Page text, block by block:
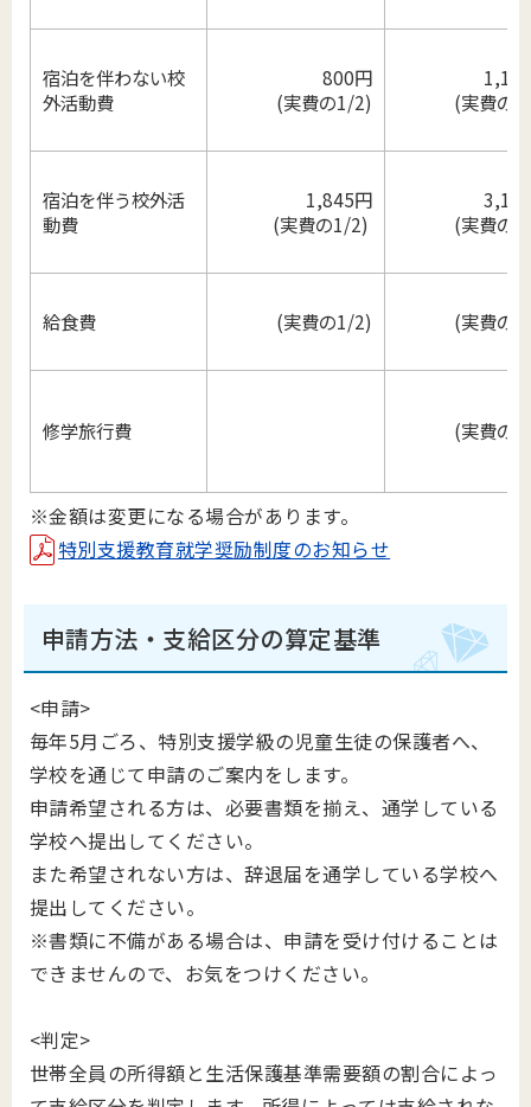
宿泊を伴わない校
外活動費
800円
(実費の1/2)
(実費の
宿泊を伴う校外活
動費
1,845円
(実費の1/2)
(実費の
給食費 (実費の1/2) (実費の
修学旅行費 (実費の
※金額は変更になる場合があります。
特別支援教育就学奨励制度のお知らせ
申請方法・支給区分の算定基準
<申請>
毎年5月ごろ、特別支援学級の児童生徒の保護者へ、
学校を通じて申請のご案内をします。
申請希望される方は、必要書類を揃え、通学している
学校へ提出してください。
また希望されない方は、辞退届を通学している学校へ
提出してください。
※書類に不備がある場合は、申請を受け付けることは
できませんので、お気をつけください。
<判定>
世帯全員の所得額と生活保護基準需要額の割合によっ